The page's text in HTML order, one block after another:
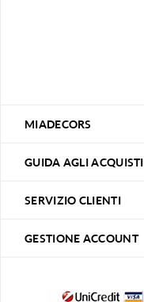
MIADECORS
GUIDA AGLI ACQUISTI
SERVIZIO CLIENTI
GESTIONE ACCOUNT